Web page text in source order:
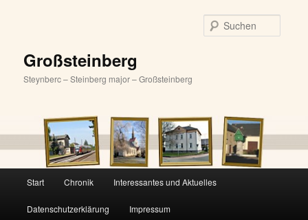
Großsteinberg
Steynberc – Steinberg major – Großsteinberg
Start Chronik Interessantes und Aktuelles
Datenschutzerklärung Impressum